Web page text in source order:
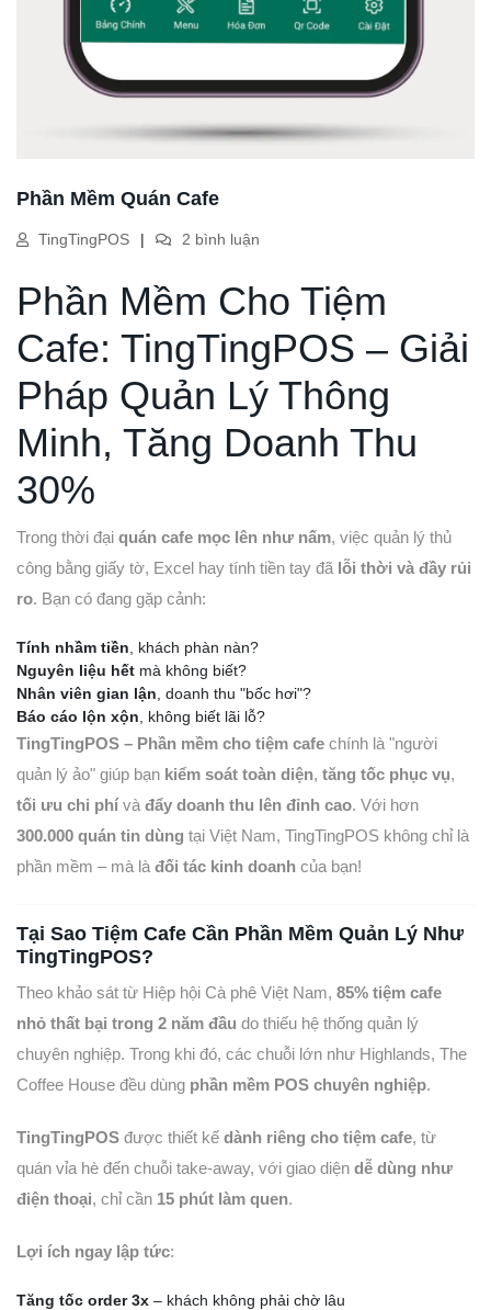
Phần Mềm Quán Cafe
TingTingPOS 2 bình luận
Phần Mềm Cho Tiệm
Cafe: TingTingPOS – Giải
Pháp Quản Lý Thông
Minh, Tăng Doanh Thu
30%
Trong thời đại quán cafe mọc lên như nấm, việc quản lý thủ
công bằng giấy tờ, Excel hay tính tiền tay đã lỗi thời và đầy rủi
ro. Bạn có đang gặp cảnh:
Tính nhầm tiền , khách phàn nàn?
Nguyên liệu hết mà không biết?
Nhân viên gian lận , doanh thu "bốc hơi"?
Báo cáo lộn xộn , không biết lãi lỗ?
TingTingPOS – Phần mềm cho tiệm cafe chính là "người
quản lý ảo" giúp bạn kiểm soát toàn diện, tăng tốc phục vụ,
tối ưu chi phívà đẩy doanh thu lên đỉnh cao. Với hơn
300.000 quán tin dùng tại Việt Nam, TingTingPOS không chỉ là
phần mềm – mà là đối tác kinh doanh của bạn!
Tại Sao Tiệm Cafe Cần Phần Mềm Quản Lý Như
TingTingPOS?
Theo khảo sát từ Hiệp hội Cà phê Việt Nam, 85% tiệm cafe
nhỏ thất bại trong 2 năm đầu do thiếu hệ thống quản lý
chuyên nghiệp. Trong khi đó, các chuỗi lớn như Highlands, The
Coffee House đều dùng phần mềm POS chuyên nghiệp.
TingTingPOS được thiết kế dành riêng cho tiệm cafe, từ
quán vỉa hè đến chuỗi take-away, với giao diện dễ dùng như
điện thoại, chỉ cần 15 phút làm quen.
Lợi ích ngay lập tức:
Tăng tốc order 3x – khách không phải chờ lâu